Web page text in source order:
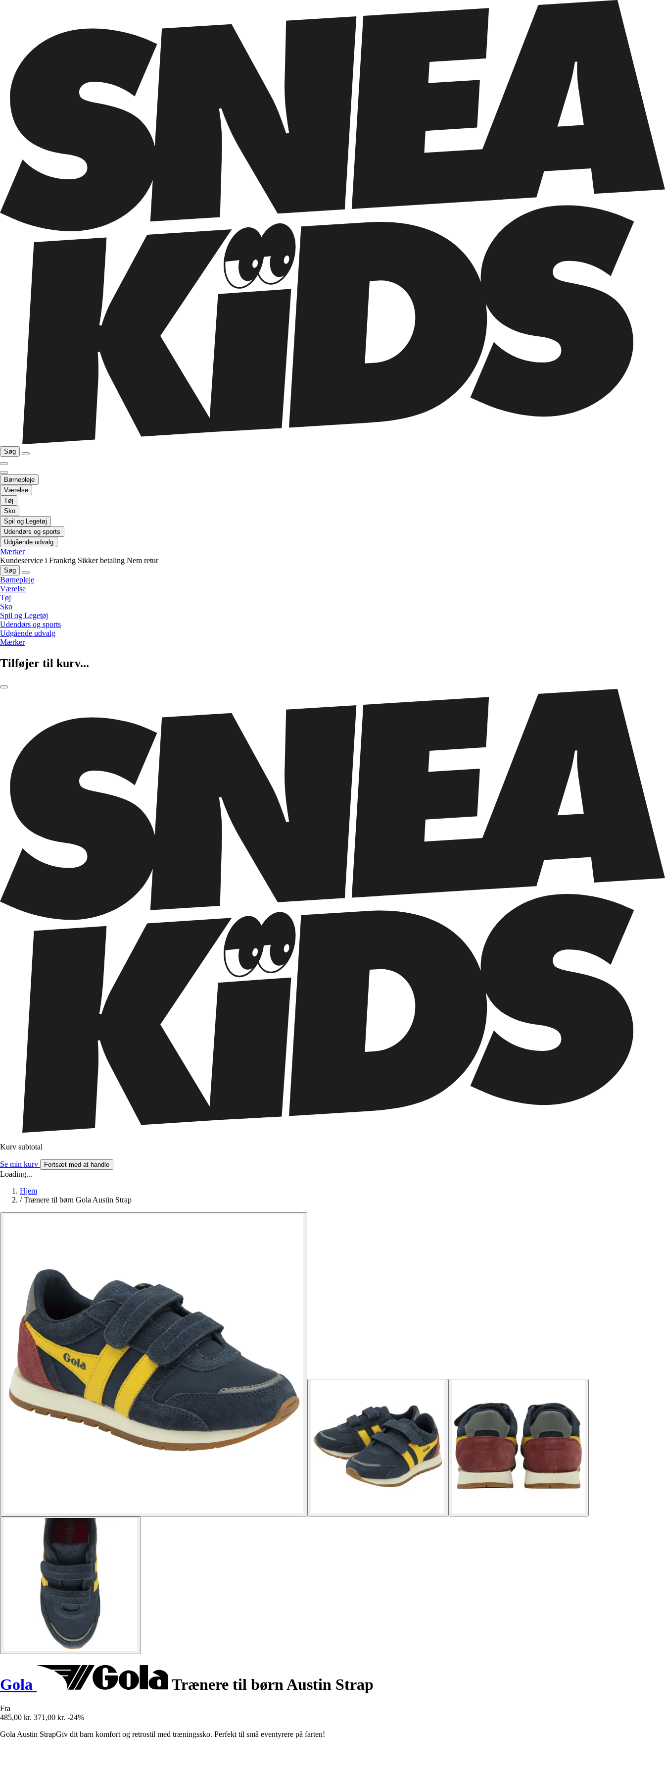
Søg
Børnepleje
Værelse
Tøj
Sko
Spil og Legetøj
Udendørs og sports
Udgående udvalg
Mærker
Kundeservice i Frankrig Sikker betaling Nem retur
Søg
Børnepleje
Værelse
Tøj
Sko
Spil og Legetøj
Udendørs og sports
Udgående udvalg
Mærker
Tilføjer til kurv...
Kurv subtotal
Se min kurv Fortsæt med at handle
Loading...
Hjem
/ Trænere til børn Gola Austin Strap
Gola Trænere til børn Austin Strap
Fra
485,00 kr. 371,00 kr. -24%
Gola Austin StrapGiv dit barn komfort og retrostil med træningssko. Perfekt til små eventyrere på farten!